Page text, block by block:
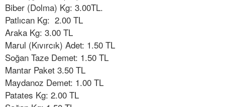
Biber (Dolma) Kg: 3.00TL.
Patlıcan Kg: 2.00 TL
Araka Kg: 3.00 TL
Marul (Kıvırcık) Adet: 1.50 TL
Soğan Taze Demet: 1.50 TL
Mantar Paket 3.50 TL
Maydanoz Demet: 1.00 TL
Patates Kg: 2.00 TL